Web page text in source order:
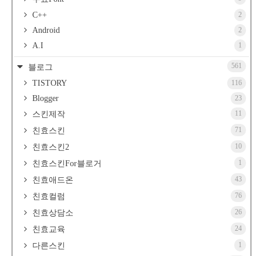
C++ 2
Android 2
A.I 1
블로그 561
TISTORY 116
Blogger 23
스킨제작 11
친효스킨 71
친효스킨2 10
친효스킨For블로거 1
친효애드온 43
친효컬럼 76
친효상담소 26
친효교육 24
다른스킨 1